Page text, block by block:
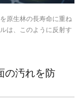
原生林の長寿命に重ね
は、このように反射す
の汚れを防